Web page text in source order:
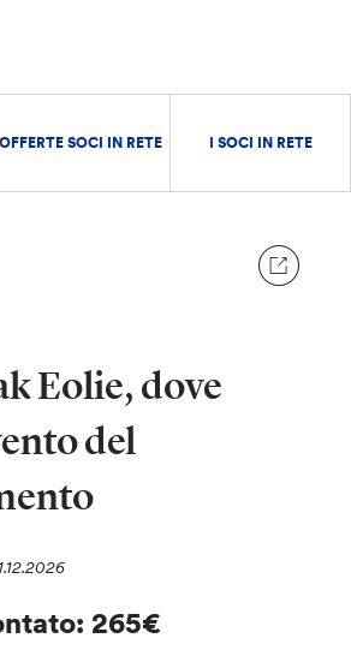
OFFERTE SOCI IN RETE I SOCI IN RETE
Eolie, dove
del
265€